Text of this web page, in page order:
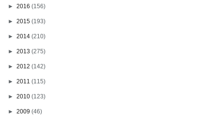
► 2016 (156)
► 2015 (193)
► 2014 (210)
► 2013 (275)
► 2012 (142)
► 2011 (115)
► 2010 (123)
► 2009 (46)